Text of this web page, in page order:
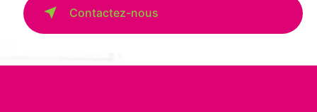
Contactez-nous